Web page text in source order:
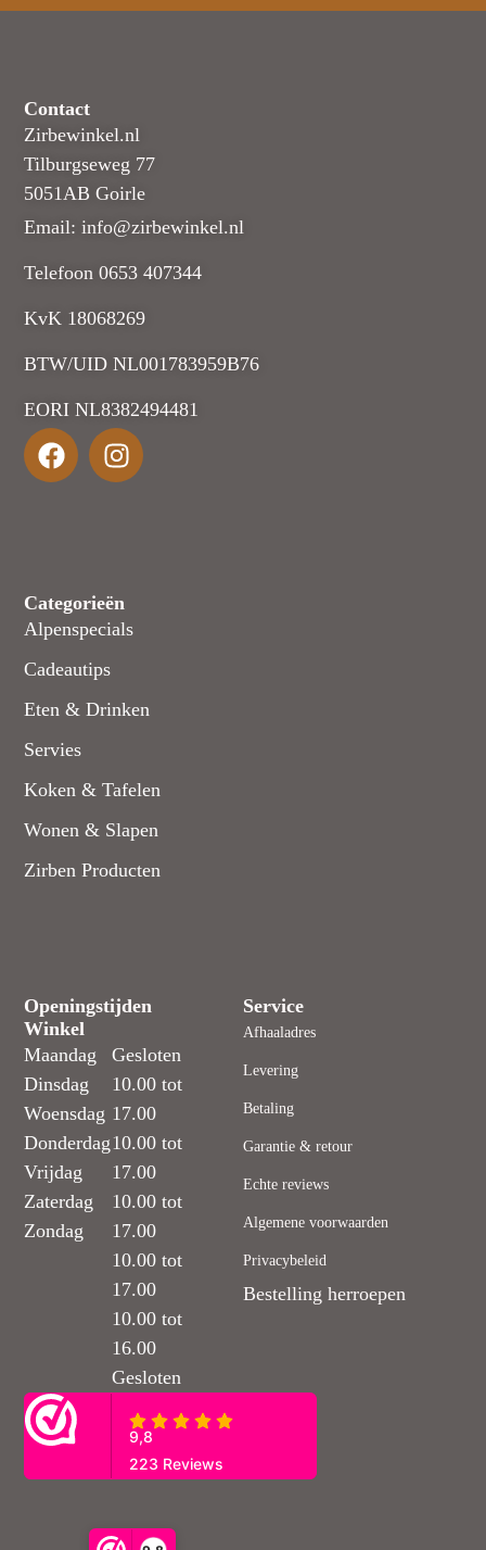
Contact
Zirbewinkel.nl
Tilburgseweg 77
5051AB Goirle
Email: info@zirbewinkel.nl
Telefoon 0653 407344
KvK 18068269
BTW/UID NL001783959B76
EORI NL8382494481
Categorieën
Alpenspecials
Cadeautips
Eten & Drinken
Servies
Koken & Tafelen
Wonen & Slapen
Zirben Producten
Openingstijden
Winkel
Maandag
Dinsdag
Woensdag
Donderdag
Vrijdag
Zaterdag
Zondag
Gesloten
10.00 tot
17.00
10.00 tot
17.00
10.00 tot
17.00
10.00 tot
17.00
10.00 tot
16.00
Gesloten
Service
Afhaaladres
Levering
Betaling
Garantie & retour
Echte reviews
Algemene voorwaarden
Privacybeleid
Bestelling herroepen